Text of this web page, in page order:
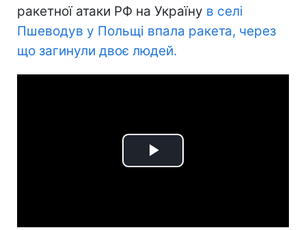
ракетної атаки РФ на Україну в селі
Пшеводув у Польщі впала ракета, через
що загинули двоє людей.
Play